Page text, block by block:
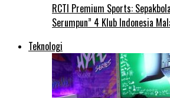
RCTI Premium Sports:
Serumpun” 4 Klub Indonesia
Teknologi